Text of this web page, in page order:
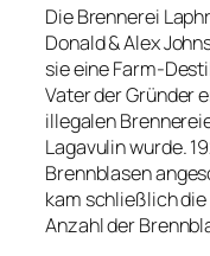
Die Brennerei
Donald & Alex
sie eine Farm-
Vater der Gründer
illegalen
Lagavulin wurde.
Brennblasen
kam schließlich
Anzahl der